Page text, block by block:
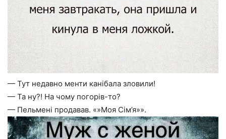
— Тут недавно менти канібала зловили!
— Та ну?! На чому погорів-то?
— Пельмені продавав. «»Моя Сім’я»».